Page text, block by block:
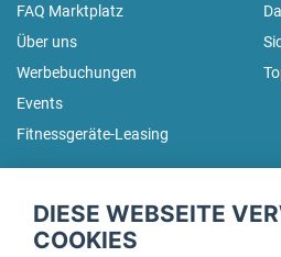
FAQ Marktplatz
Über uns
Werbebuchungen
Events
Fitnessgeräte-Leasing
Trage dich hier für unseren Newsletter
DIESE WEBSEITE
COOKIES